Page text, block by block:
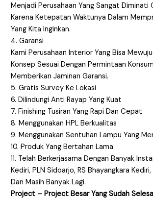
Menjadi Perusahaan Yang Sangat Diminati
Karena Ketepatan Waktunya Dalam
Yang Kita Inginkan.
4. Garansi
Kami Perusahaan Interior Yang Bisa
Konsep Sesuai Dengan Permintaan
Memberikan Jaminan Garansi.
5. Gratis Survey Ke Lokasi
6. Dilindungi Anti Rayap Yang Kuat
7. Finishing Tusiran Yang Rapi Dan Cepat
8. Menggunakan HPL Berkualitas
9. Menggunakan Sentuhan Lampu Yang
10. Produk Yang Bertahan Lama
11. Telah Berkerjasama Dengan Banyak
Kediri, PLN Sidoarjo, RS Bhayangkara
Dan Masih Banyak Lagi.
Project – Project Besar Yang Sudah